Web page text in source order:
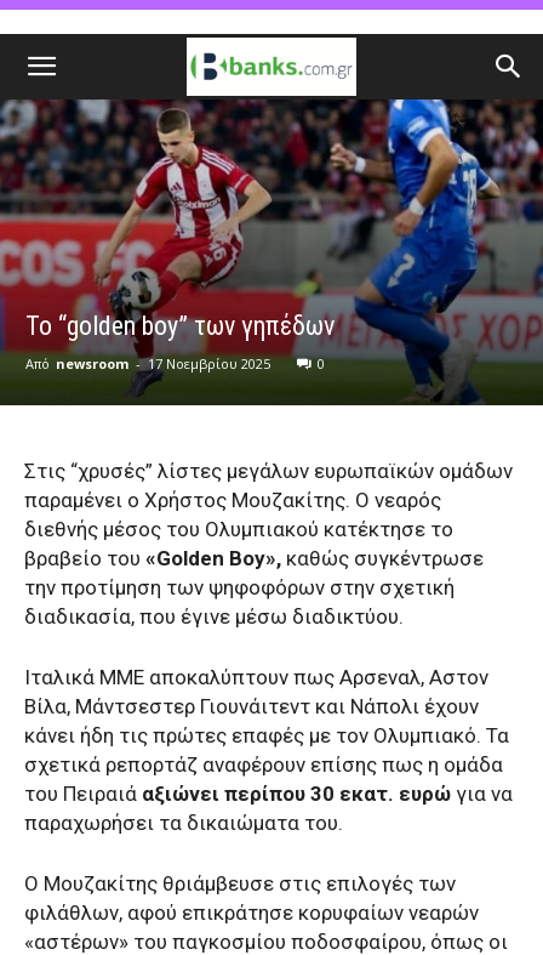
Το “golden boy” των γηπέδων
Από newsroom - 17 Νοεμβρίου 2025 0
Στις “χρυσές” λίστες μεγάλων ευρωπαϊκών ομάδων
παραμένει ο Χρήστος Μουζακίτης. Ο νεαρός
διεθνής μέσος του Ολυμπιακού κατέκτησε το
βραβείο του «Golden Boy», καθώς συγκέντρωσε
την προτίμηση των ψηφοφόρων στην σχετική
διαδικασία, που έγινε μέσω διαδικτύου.
Ιταλικά ΜΜΕ αποκαλύπτουν πως Αρσεναλ, Αστον
Βίλα, Μάντσεστερ Γιουνάιτεντ και Νάπολι έχουν
κάνει ήδη τις πρώτες επαφές με τον Ολυμπιακό. Τα
σχετικά ρεπορτάζ αναφέρουν επίσης πως η ομάδα
του Πειραιά αξιώνει περίπου 30 εκατ. ευρώ για να
παραχωρήσει τα δικαιώματα του.
Ο Μουζακίτης θριάμβευσε στις επιλογές των
φιλάθλων, αφού επικράτησε κορυφαίων νεαρών
«αστέρων» του παγκοσμίου ποδοσφαίρου, όπως οι